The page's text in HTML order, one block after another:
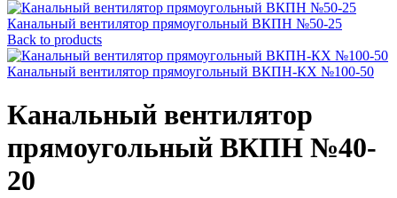
Канальный вентилятор прямоугольный ВКПН №50-25
Back to products
Канальный вентилятор прямоугольный ВКПН-КХ №100-50
Канальный вентилятор
прямоугольный ВКПН №40-
20